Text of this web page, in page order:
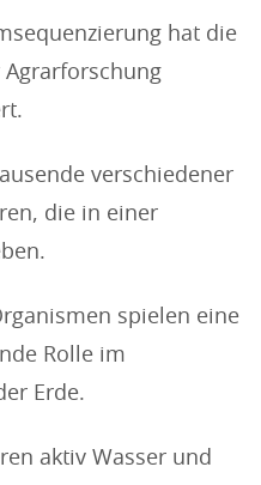
hat die
verschiedener
die in einer
spielen eine
Rolle im
Erde.
aktiv Wasser und